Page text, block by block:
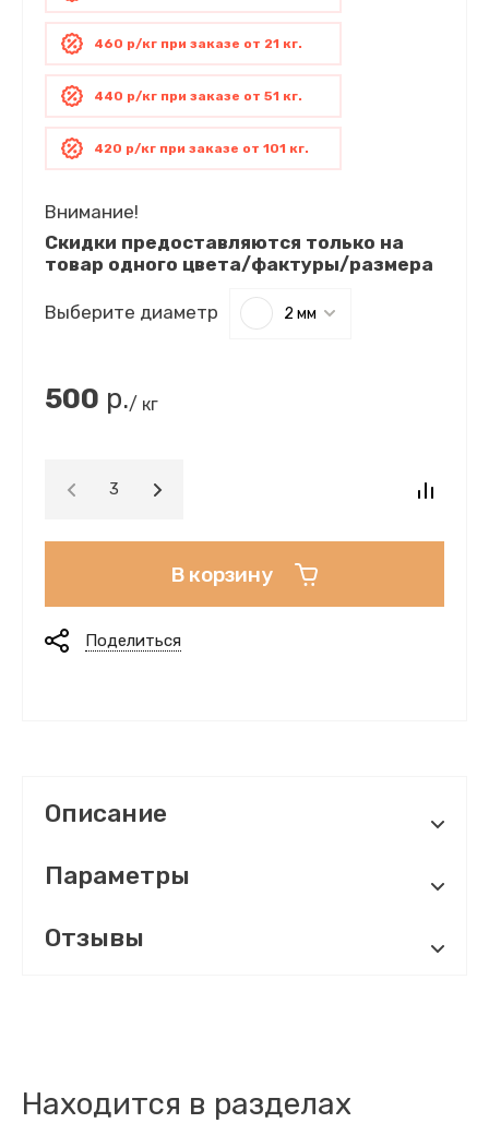
460 р/кг при заказе от 21 кг.
440 р/кг при заказе от 51 кг.
420 р/кг при заказе от 101 кг.
Внимание!
Скидки предоставляются только на
товар одного цвета/фактуры/размера
Выберите диаметр 2 мм
500 р./ кг
В корзину
Поделиться
Описание
Параметры
Отзывы
Находится в разделах